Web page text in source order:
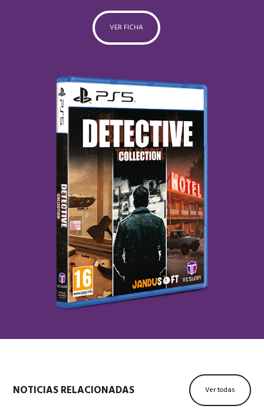
VER FICHA
NOTICIAS RELACIONADAS Ver todas